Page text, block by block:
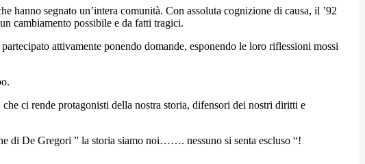
hanno segnato un’intera comunità. Con assoluta cognizione di causa, il ’92
cambiamento possibile e da fatti tragici.
attivamente ponendo domande, esponendo le loro riflessioni mossi
ci rende protagonisti della nostra storia, difensori dei nostri diritti e
di De Gregori ” la storia siamo noi……. nessuno si senta escluso “!